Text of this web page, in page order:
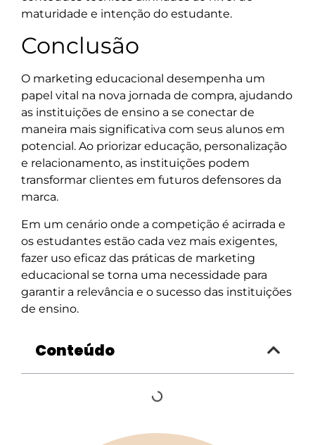
maturidade e intenção do estudante.
Conclusão
O marketing educacional desempenha um
papel vital na nova jornada de compra, ajudando
as instituições de ensino a se conectar de
maneira mais significativa com seus alunos em
potencial. Ao priorizar educação, personalização
e relacionamento, as instituições podem
transformar clientes em futuros defensores da
marca.
Em um cenário onde a competição é acirrada e
os estudantes estão cada vez mais exigentes,
fazer uso eficaz das práticas de marketing
educacional se torna uma necessidade para
garantir a relevância e o sucesso das instituições
de ensino.
Conteúdo